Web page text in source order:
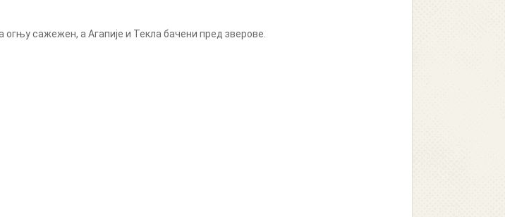
сажежен, а Агапије и Текла бачени пред зверове.